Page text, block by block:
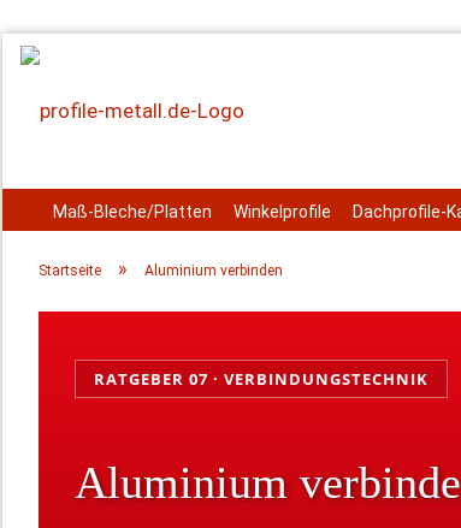
Maß-Bleche/Platten Winkelprofile Dachprofile-
Startseite » Aluminium verbinden
RATGEBER 07 · VERBINDUNGSTECHNIK
Aluminium